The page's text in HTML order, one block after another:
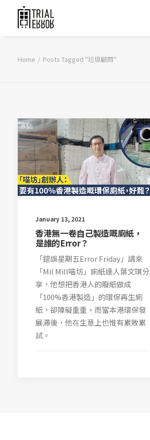
Home Posts Tagged "垃圾顧問"
January 13, 2021
香港無一卷自己製造嘅廁紙，
是誰的Error？
「錯誤星期五Error Friday」請來
「Mil Mill喵坊」廁紙達人葉文琪分
享，他想把香港人的廢紙做成
「100%香港製造」的環保再生廁
紙，卻障礙重重。而當本港環保發
展滯後，他在生意上也惟有累敗累
試。